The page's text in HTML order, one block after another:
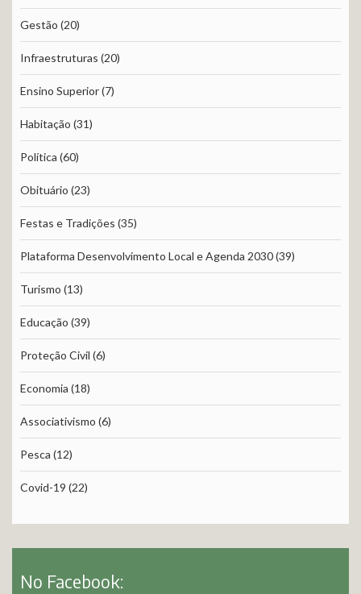
Gestão (20)
Infraestruturas (20)
Ensino Superior(7)
Habitação (31)
Política (60)
Obituário (23)
Festas e Tradições (35)
Plataforma Desenvolvimento Local e Agenda 2030(39)
Turismo (13)
Educação (39)
Proteção Civil (6)
Economia (18)
Associativismo (6)
Pesca (12)
Covid-19 (22)
No Facebook: